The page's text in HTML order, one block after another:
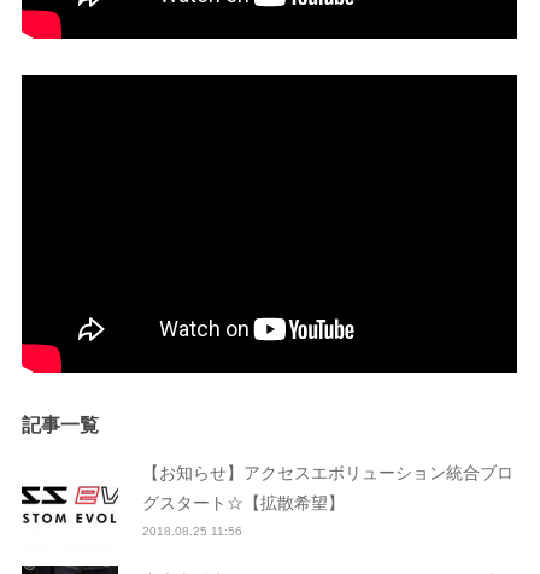
記事一覧
【お知らせ】アクセスエボリューション統合ブロ
グスタート☆【拡散希望】
2018.08.25 11:56